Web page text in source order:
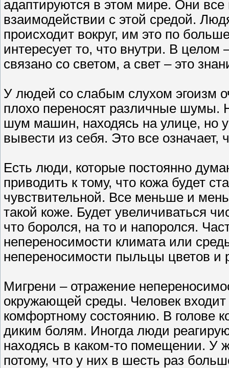
адаптируются в этом мире. Они
взаимодействии с этой средой.
происходит вокруг, им это по
интересует то, что внутри. В целом
связано со светом, а свет – это
У людей со слабым слухом эгоизм
плохо переносят различные шумы.
шум машин, находясь на улице, но
вывести из себя. Это все означает,
Есть люди, которые постоянно
приводить к тому, что кожа будет
чувствительной. Все меньше и
такой коже. Будет увеличиваться
что боролся, на то и напоролся.
непереносимости климата или
непереносимости пыльцы цветов и
Мигрени – отражение
окружающей среды. Человек входит
комфортному состоянию. В голове
диким болям. Иногда люди
находясь в каком-то помещении. У
потому, что у них в шесть раз